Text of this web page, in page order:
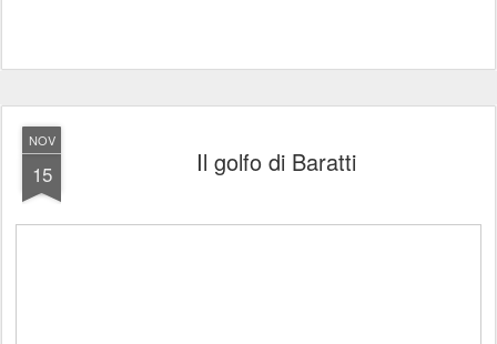
NOV
15 Il golfo di Baratti